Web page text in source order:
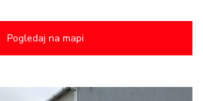
Pogledaj na mapi